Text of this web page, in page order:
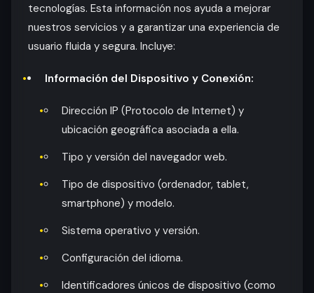
tecnologías. Esta información nos ayuda a mejorar
nuestros servicios y a garantizar una experiencia de
usuario fluida y segura. Incluye:
Información del Dispositivo y Conexión:
Dirección IP (Protocolo de Internet) y
ubicación geográfica asociada a ella.
Tipo y versión del navegador web.
Tipo de dispositivo (ordenador, tablet,
smartphone) y modelo.
Sistema operativo y versión.
Configuración del idioma.
Identificadores únicos de dispositivo (como